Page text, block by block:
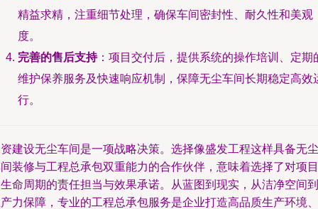
精益求精，注重细节处理，确保车间密封性、耐久性和美观
度。
完善的售后支持：项目交付后，提供系统的操作培训、定期
维护保养服务及快速响应机制，保障无尘车间长期稳定高效
行。
建设无尘车间是一项战略决策。选择像盛发工程这样具备无尘
装修与工程总承包双重能力的合作伙伴，意味着选择了对项目
命周期的责任担当与效果承诺。从蓝图到现实，从洁净空间到
力保障，专业的工程总承包服务是企业打造高品质生产环境、